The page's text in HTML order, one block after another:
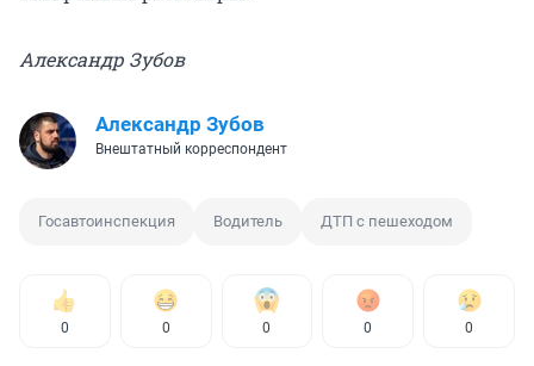
Александр Зубов
Александр Зубов
Внештатный корреспондент
Госавтоинспекция Водитель ДТП с пешеходом
0 0 0 0 0